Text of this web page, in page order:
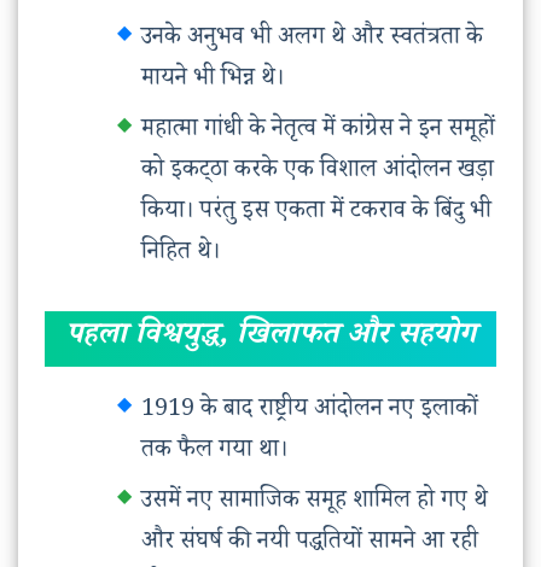
उनके अनुभव भी अलग थे और स्वतंत्रता के
मायने भी भिन्न थे।
महात्मा गांधी के नेतृत्व में कांग्रेस ने इन समूहों
को इकट्‌ठा करके एक विशाल आंदोलन खड़ा
किया। परंतु इस एकता में टकराव के बिंदु भी
निहित थे।
पहला विश्वयुद्ध, खिलाफत और सहयोग
1919 के बाद राष्ट्रीय आंदोलन नए इलाकों
तक फैल गया था।
उसमें नए सामाजिक समूह शामिल हो गए थे
और संघर्ष की नयी पद्धतियों सामने आ रही